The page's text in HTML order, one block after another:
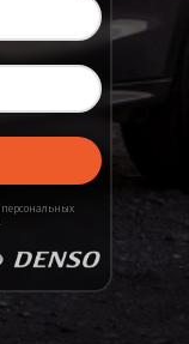
персональных
.